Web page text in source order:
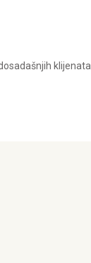
klijenata.